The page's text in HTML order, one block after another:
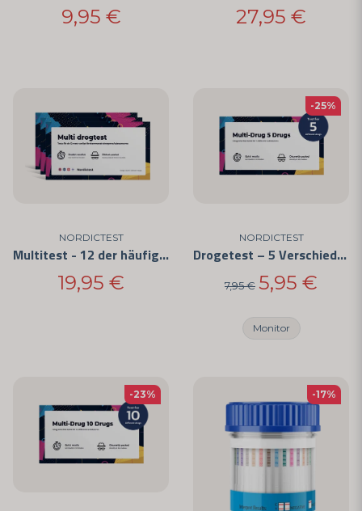
9,95 € 27,95 €
NORDICTEST
Multitest - 12 der häufigsten Drogen (3er-Pack)
19,95 €
NORDICTEST
Drogetest – 5 Verschiedene Substanzen
7,95 € 5,95 €
Monitor
-25%
-23% -17%